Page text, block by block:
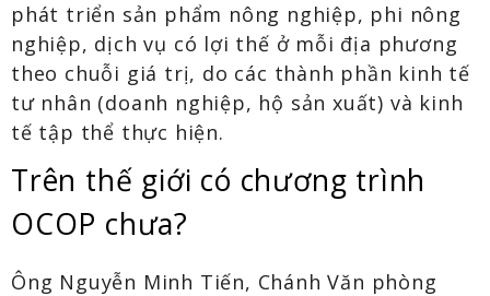
phát triển sản phẩm nông nghiệp, phi nông
nghiệp, dịch vụ có lợi thế ở mỗi địa phương
theo chuỗi giá trị, do các thành phần kinh tế
tư nhân (doanh nghiệp, hộ sản xuất) và kinh
tế tập thể thực hiện.
Trên thế giới có chương trình
OCOP chưa?
Ông Nguyễn Minh Tiến, Chánh Văn phòng